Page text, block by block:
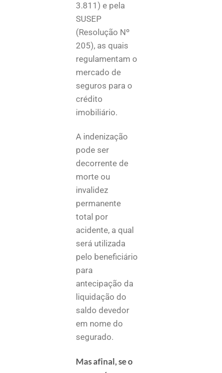
3.811) e pela
SUSEP
(Resolução Nº
205), as quais
regulamentam o
mercado de
seguros para o
crédito
imobiliário.
A indenização
pode ser
decorrente de
morte ou
invalidez
permanente
total por
acidente, a qual
será utilizada
pelo beneficiário
para
antecipação da
liquidação do
saldo devedor
em nome do
segurado.
Mas afinal, se o